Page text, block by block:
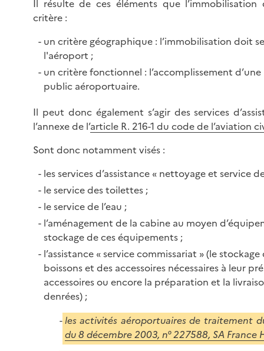
Il résulte de ces éléments que
critère :
un critère géographique : l’immobilisation doit
l'aéroport ;
un critère fonctionnel : l’accomplissement
public aéroportuaire.
Il peut donc également s’agir des services
l’annexe de l’article R. 216-1 du code de l’aviation
Sont donc notamment visés :
les services d’assistance « nettoyage et service
le service des toilettes ;
le service de l’eau ;
l’aménagement de la cabine au moyen
stockage de ces équipements ;
l’assistance « service commissariat » (le
boissons et des accessoires nécessaires à leur
accessoires ou encore la préparation et la
denrées) ;
les activités aéroportuaires de traitement
du 8 décembre 2003, n° 227588, SA France